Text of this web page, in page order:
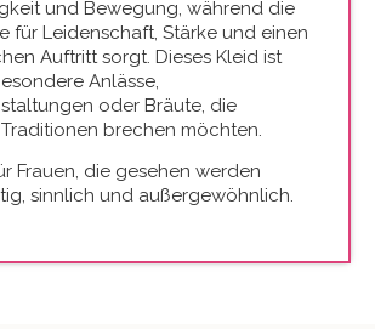
und Bewegung, während die
für Leidenschaft, Stärke und einen
Auftritt sorgt. Dieses Kleid ist
Anlässe,
oder Bräute, die
brechen möchten.
Frauen, die gesehen werden
sinnlich und außergewöhnlich.